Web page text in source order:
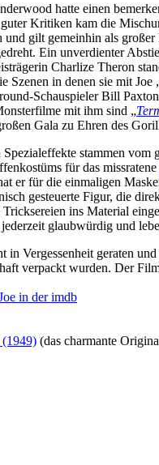
hatte einen
Kritiken kam die
und gilt gemeinhin als
Ein unverdienter
Charlize Theron
Szenen in denen sie mit
Schauspieler Bill
mit ihm sind „
Gala zu Ehren des
stammen
für das missratene
er für die einmaligen
gesteuerte Figur, die
ins Material
glaubwürdig und
in Vergessenheit geraten
verpackt wurden. Der
in der imdb
(das charmante